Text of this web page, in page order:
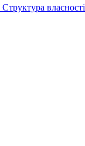
Структура власності